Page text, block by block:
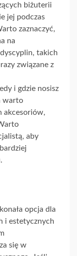
biżuterii
jej podczas
zaznaczyć,
na
takich
związane z
i gdzie nosisz
warto
akcesoriów,
aby
opcja dla
i estetycznych
się w